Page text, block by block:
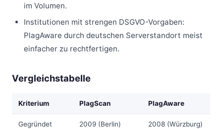
im Volumen.
Institutionen mit strengen DSGVO-Vorgaben:
PlagAware durch deutschen Serverstandort meist
einfacher zu rechtfertigen.
Vergleichstabelle
Kriterium PlagScan PlagAware
Gegründet 2009 (Berlin) 2008 (Würzburg)